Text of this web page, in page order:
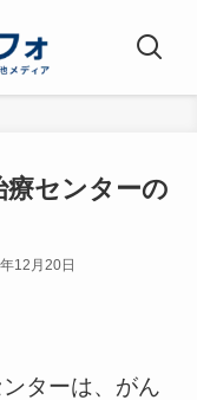
療センターの
12月20日
ターは、がん